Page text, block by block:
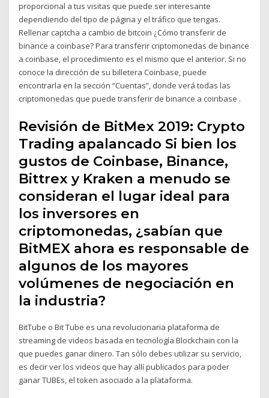
proporcional a tus visitas que puede ser interesante
dependiendo del tipo de página y el tráfico que tengas.
Rellenar captcha a cambio de bitcoin ¿Cómo transferir de
binance a coinbase? Para transferir criptomonedas de binance
a coinbase, el procedimiento es el mismo que el anterior. Si no
conoce la dirección de su billetera Coinbase, puede
encontrarla en la sección “Cuentas”, donde verá todas las
criptomonedas que puede transferir de binance a coinbase .
Revisión de BitMex 2019: Crypto
Trading apalancado Si bien los
gustos de Coinbase, Binance,
Bittrex y Kraken a menudo se
consideran el lugar ideal para
los inversores en
criptomonedas, ¿sabían que
BitMEX ahora es responsable de
algunos de los mayores
volúmenes de negociación en
la industria?
BitTube o Bit Tube es una revolucionaria plataforma de
streaming de videos basada en tecnología Blockchain con la
que puedes ganar dinero. Tan sólo debes utilizar su servicio,
es decir ver los videos que hay allí publicados para poder
ganar TUBEs, el token asociado a la plataforma.